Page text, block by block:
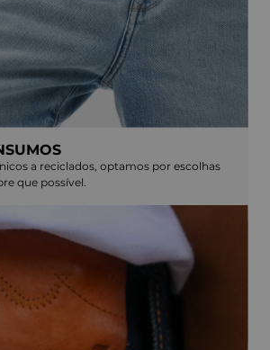
a reciclados, optamos por escolhas
que possível.